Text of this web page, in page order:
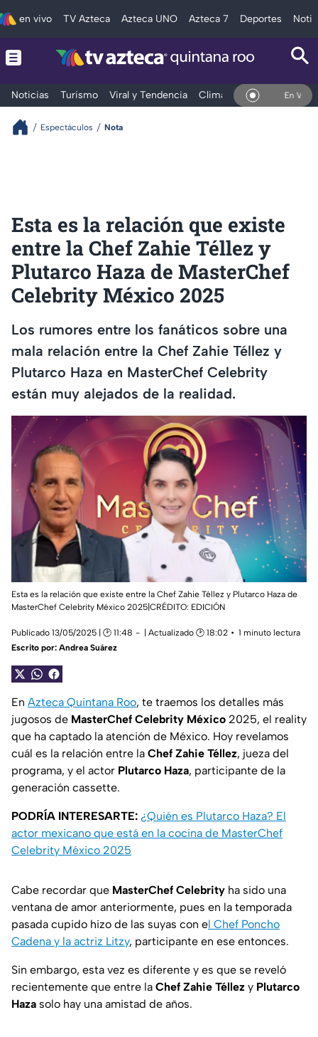
en vivo TV Azteca Azteca UNO Azteca 7 Deportes
Noticias Turismo Viral y Tendencia Clima Tráfico En Vivo
Espectáculos Nota
Esta es la relación que existe
entre la Chef Zahie Téllez y
Plutarco Haza de MasterChef
Celebrity México 2025
Los rumores entre los fanáticos sobre una
mala relación entre la Chef Zahie Téllez y
Plutarco Haza en MasterChef Celebrity
están muy alejados de la realidad.
Esta es la relación que existe entre la Chef Zahie Téllez y Plutarco Haza de
MasterChef Celebrity México 2025|CRÉDITO: EDICIÓN
Publicado 13/05/2025 | 🕑 11:48 | Actualizado 🕑 18:02
1 minuto lectura
Escrito por: Andrea Suárez
En Azteca Quintana Roo, te traemos los detalles más
jugosos de MasterChef Celebrity México 2025, el reality
que ha captado la atención de México. Hoy revelamos
cuál es la relación entre la Chef Zahie Téllez, jueza del
programa, y el actor Plutarco Haza, participante de la
generación cassette.
PODRÍA INTERESARTE: ¿Quién es Plutarco Haza? El
actor mexicano que está en la cocina de MasterChef
Celebrity México 2025
Cabe recordar que MasterChef Celebrity ha sido una
ventana de amor anteriormente, pues en la temporada
pasada cupido hizo de las suyas con el Chef Poncho
Cadena y la actriz Litzy, participante en ese entonces.
Sin embargo, esta vez es diferente y es que se reveló
recientemente que entre la Chef Zahie Téllez y Plutarco
Haza solo hay una amistad de años.